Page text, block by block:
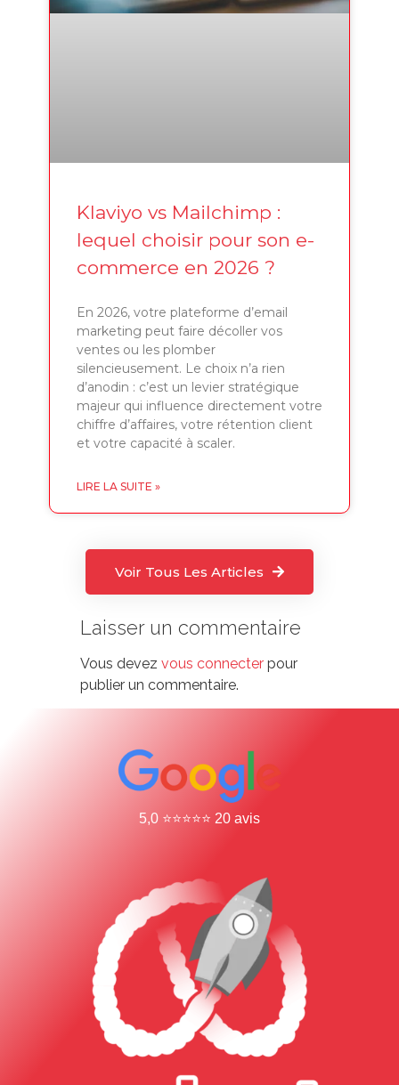
Klaviyo vs Mailchimp :
lequel choisir pour son e-
commerce en 2026 ?
En 2026, votre plateforme d’email
marketing peut faire décoller vos
ventes ou les plomber
silencieusement. Le choix n’a rien
d’anodin : c’est un levier stratégique
majeur qui influence directement votre
chiffre d’affaires, votre rétention client
et votre capacité à scaler.
LIRE LA SUITE »
Voir Tous Les Articles
Laisser un commentaire
Vous devez vous connecterpour
publier un commentaire.
5,0 ⭐⭐⭐⭐⭐ 20 avis